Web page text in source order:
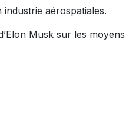
aérospatiales.
Musk sur les